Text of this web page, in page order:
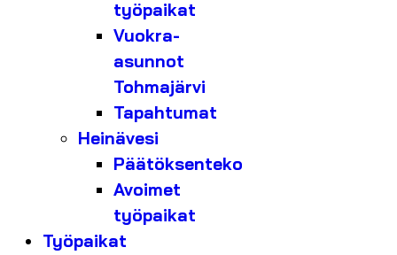
työpaikat
Vuokra-
asunnot
Tohmajärvi
Tapahtumat
Heinävesi
Päätöksenteko
Avoimet
työpaikat
Työpaikat